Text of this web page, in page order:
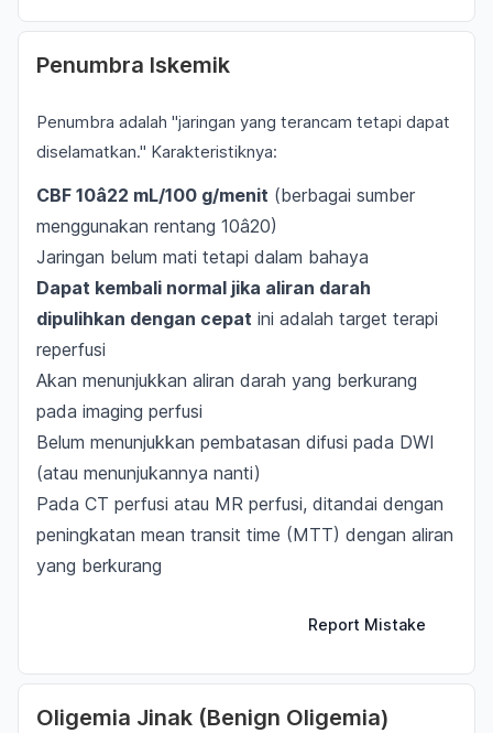
Penumbra Iskemik
Penumbra adalah "jaringan yang terancam tetapi dapat
diselamatkan." Karakteristiknya:
CBF 10â22 mL/100 g/menit (berbagai sumber
menggunakan rentang 10â20)
Jaringan belum mati tetapi dalam bahaya
Dapat kembali normal jika aliran darah
dipulihkan dengan cepat ini adalah target terapi
reperfusi
Akan menunjukkan aliran darah yang berkurang
pada imaging perfusi
Belum menunjukkan pembatasan difusi pada DWI
(atau menunjukannya nanti)
Pada CT perfusi atau MR perfusi, ditandai dengan
peningkatan mean transit time (MTT) dengan aliran
yang berkurang
Report Mistake
Oligemia Jinak (Benign Oligemia)